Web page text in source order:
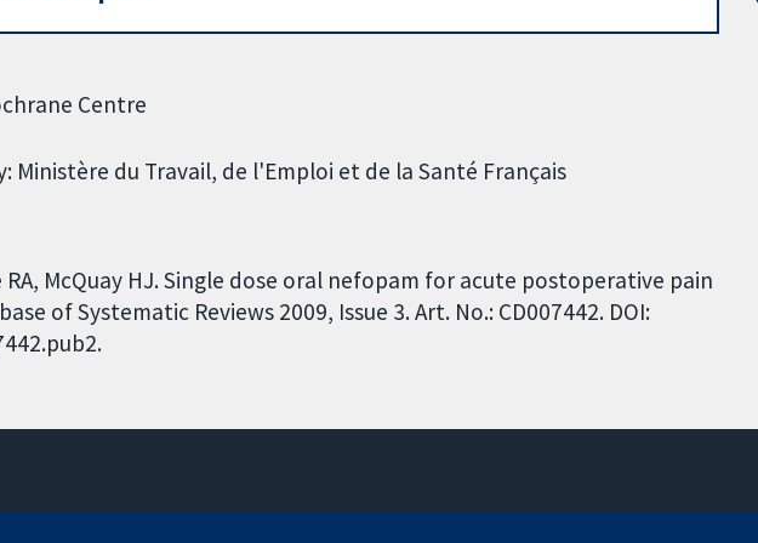
Centre
Ministère du Travail, de l'Emploi et de la Santé Français
RA, McQuay HJ. Single dose oral nefopam for acute postoperative pain
of Systematic Reviews 2009, Issue 3. Art. No.: CD007442. DOI: